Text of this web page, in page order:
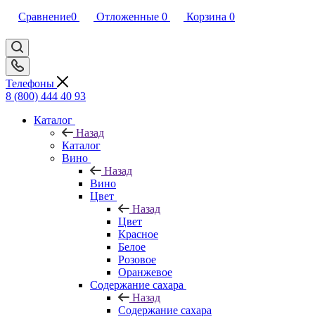
Сравнение0 Отложенные 0 Корзина 0
Телефоны
8 (800) 444 40 93
Каталог
Назад
Каталог
Вино
Назад
Вино
Цвет
Назад
Цвет
Красное
Белое
Розовое
Оранжевое
Содержание сахара
Назад
Содержание сахара